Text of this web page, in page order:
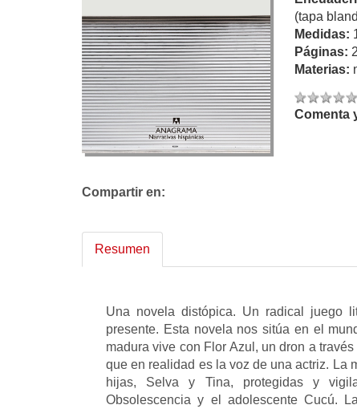
(tapa
Medidas:
Páginas:
Materias:
Comenta
Compartir en:
Resumen
Una novela distópica. Un radical juego
presente. Esta novela nos sitúa en el
madura vive con Flor Azul, un dron a
que en realidad es la voz de una actriz. La
hijas, Selva y Tina, protegidas y
Obsolescencia y el adolescente Cucú.